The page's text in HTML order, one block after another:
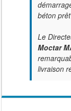
béton prêt
Le
Moctar
livraison